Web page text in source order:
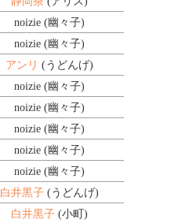
noizie (幽々子)
noizie (幽々子)
アンリ (うどんげ)
noizie (幽々子)
noizie (幽々子)
noizie (幽々子)
noizie (幽々子)
noizie (幽々子)
白井黒子(うどんげ)
白井黒子(小町)